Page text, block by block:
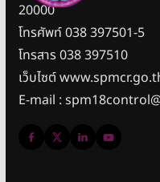
20000
โทรศัพท์ 038 397501-5
โทรสาร 038 397510
เว็บไซต์
E-mail :